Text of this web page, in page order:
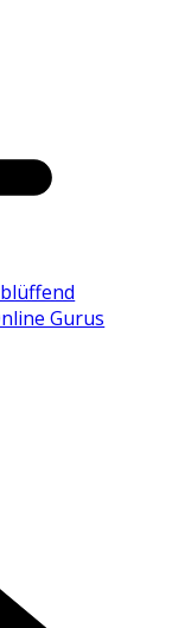
Gurus